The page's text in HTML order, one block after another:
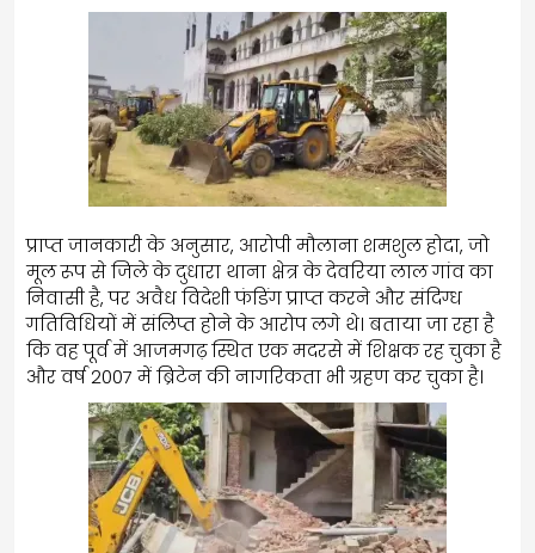
प्राप्त जानकारी के अनुसार, आरोपी मौलाना शमशुल होदा, जो
मूल रूप से जिले के दुधारा थाना क्षेत्र के देवरिया लाल गांव का
निवासी है, पर अवैध विदेशी फंडिंग प्राप्त करने और संदिग्ध
गतिविधियों में संलिप्त होने के आरोप लगे थे। बताया जा रहा है
कि वह पूर्व में आजमगढ़ स्थित एक मदरसे में शिक्षक रह चुका है
और वर्ष 2007 में ब्रिटेन की नागरिकता भी ग्रहण कर चुका है।